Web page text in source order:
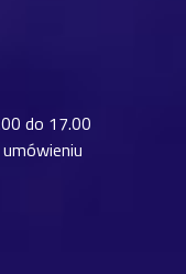
do 17.00